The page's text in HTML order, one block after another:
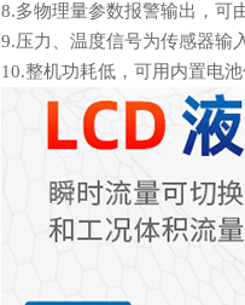
8.多物理量参数报警输出，可由
9.压力、温度信号为传感器输入
10.整机功耗低，可用内置电池